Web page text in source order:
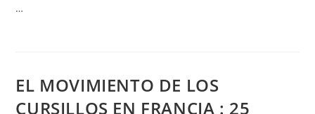
…
EL MOVIMIENTO DE LOS
CURSILLOS EN FRANCIA : 25